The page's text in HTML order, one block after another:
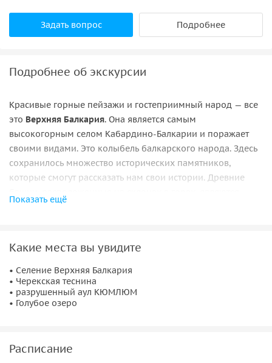
Задать вопрос Подробнее
Подробнее об экскурсии
Красивые горные пейзажи и гостеприимный народ — все
это Верхняя Балкария. Она является самым
высокогорным селом Кабардино-Балкарии и поражает
своими видами. Это колыбель балкарского народа. Здесь
сохранилось множество исторических памятников,
которые смогут рассказать нам свои истории. Древние
свидетелями былых времен.
У нас будет один день, чтобы ближе познакомиться с
историей и культурой балкарского народа. Главным
пунктом в нашей экскурсии будет Верхняя Балкария. Это
небольшое село высоко в горах. Кроме этого вы:
• Насладитесь видами на
Показать ещё
Какие места вы увидите
• Селение Верхняя Балкария
• Черекская теснина
• разрушенный аул КЮМЛЮМ
• Голубое озеро
Расписание